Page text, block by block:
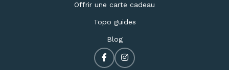
Offrir une carte cadeau
Topo guides
Blog